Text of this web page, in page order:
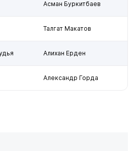
Асман Буркитбаев
Талгат Макатов
Алихан Ерден
Александр Горда